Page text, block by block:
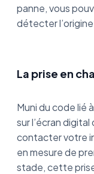
panne, vous
détecter
La prise en
Muni du code lié
sur l’écran
contacter votre
en mesure de
stade, cette